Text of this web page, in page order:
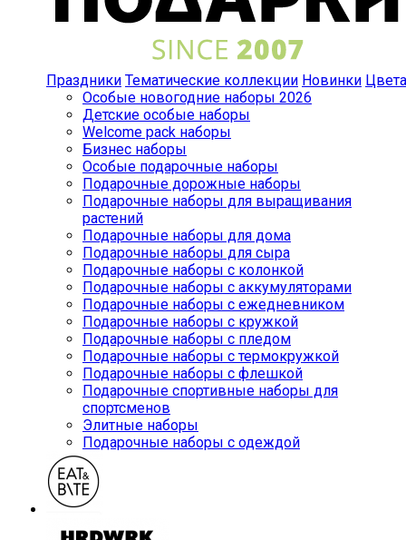
Праздники Тематические коллекции Новинки Цвета
Особые новогодние наборы 2026
Детские особые наборы
Welcome pack наборы
Бизнес наборы
Особые подарочные наборы
Подарочные дорожные наборы
Подарочные наборы для выращивания
растений
Подарочные наборы для дома
Подарочные наборы для сыра
Подарочные наборы с колонкой
Подарочные наборы с аккумуляторами
Подарочные наборы с ежедневником
Подарочные наборы с кружкой
Подарочные наборы с пледом
Подарочные наборы с термокружкой
Подарочные наборы с флешкой
Подарочные спортивные наборы для
спортсменов
Элитные наборы
Подарочные наборы с одеждой